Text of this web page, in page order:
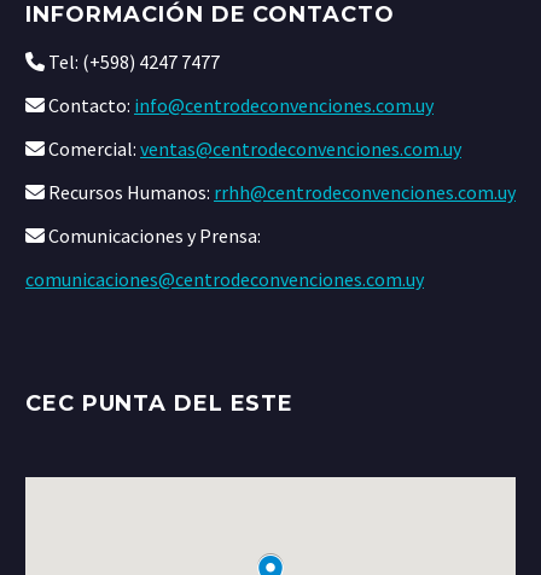
INFORMACIÓN DE CONTACTO
Tel: (+598) 4247 7477
Contacto: info@centrodeconvenciones.com.uy
Comercial: ventas@centrodeconvenciones.com.uy
Recursos Humanos: rrhh@centrodeconvenciones.com.uy
Comunicaciones y Prensa:
comunicaciones@centrodeconvenciones.com.uy
CEC PUNTA DEL ESTE